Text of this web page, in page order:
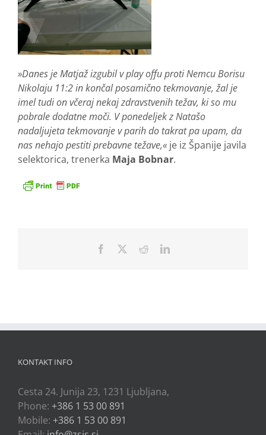
»Danes je Matjaž izgubil v play offu proti Nemcu Borisu
Nikolaju 11:2 in končal posamično tekmovanje, žal je
imel tudi on včeraj nekaj zdravstvenih težav, ki so mu
pobrale dodatne moči. V ponedeljek z Natašo
nadaljujeta tekmovanje v parih do takrat pa upam, da
nas nehajo pestiti prebavne težave,« je iz Španije javila
selektorica, trenerka Maja Bobnar.
Facebook RedditLinkedIn
KONTAKT INFO
Cesta 24. Junija 23, 1231 Ljubljana,
Phone: +386 1 53 00 891
Mobile: +386 1 53 00 891